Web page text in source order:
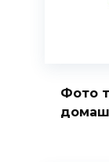
Фото